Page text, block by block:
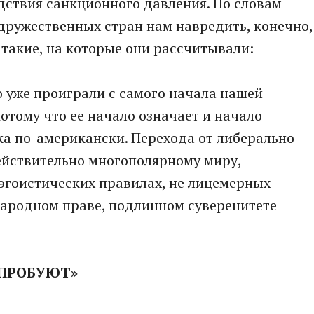
стран нам навредить, конечно,
на которые они рассчитывали:
проиграли с самого начала нашей
что ее начало означает и начало
по-американски. Перехода от либерально-
многополярному миру,
правилах, не лицемерных
праве, подлинном суверенитете